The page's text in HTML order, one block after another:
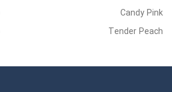
Candy Pink
Tender Peach